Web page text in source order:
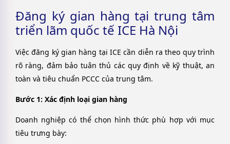
Đăng ký gian hàng tại trung tâm
triển lãm quốc tế ICE Hà Nội
Việc đăng ký gian hàng tại ICE cần diễn ra theo quy trình
rõ ràng, đảm bảo tuân thủ các quy định về kỹ thuật, an
toàn và tiêu chuẩn PCCC của trung tâm.
Bước 1: Xác định loại gian hàng
Doanh nghiệp có thể chọn hình thức phù hợp với mục
tiêu trưng bày: